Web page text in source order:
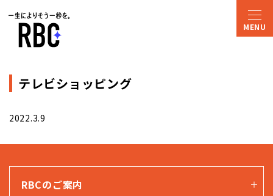
テレビショッピング
2022.3.9
RBCのご案内